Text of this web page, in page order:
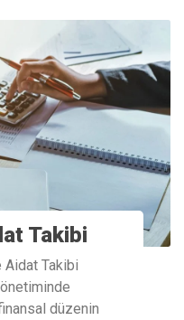
Takibi
Takibi
düzenin